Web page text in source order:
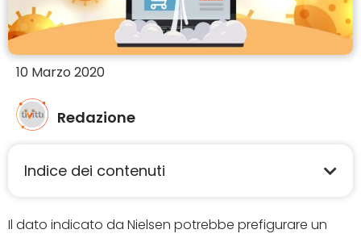
Redazione
10 Marzo 2020
Indice dei contenuti
Il dato indicato da Nielsen potrebbe prefigurare un